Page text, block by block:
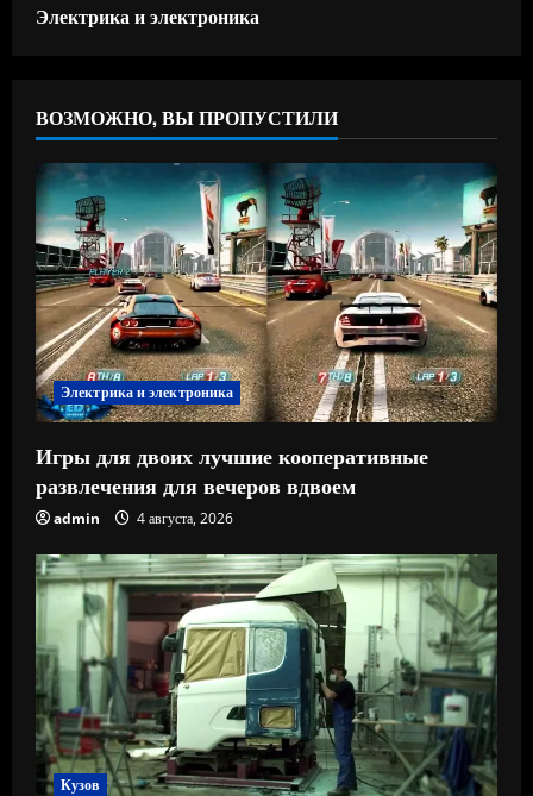
Электрика и электроника
ВОЗМОЖНО, ВЫ ПРОПУСТИЛИ
Электрика и электроника
Игры для двоих лучшие кооперативные
развлечения для вечеров вдвоем
admin 4 августа, 2026
Кузов